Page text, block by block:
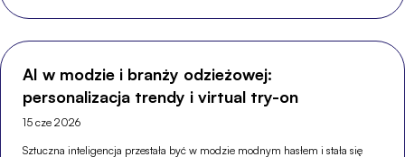
AI w modzie i branży odzieżowej:
personalizacja trendy i virtual try-on
15 cze 2026
Sztuczna inteligencja przestała być w modzie modnym hasłem i stała się